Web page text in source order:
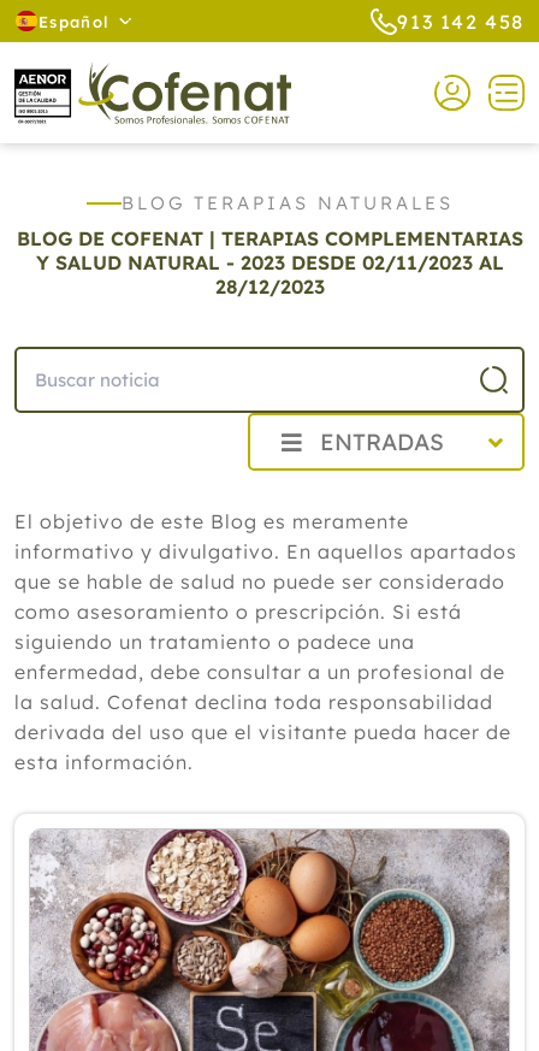
Español 913 142 458
BLOG TERAPIAS NATURALES
BLOG DE COFENAT | TERAPIAS COMPLEMENTARIAS
Y SALUD NATURAL - 2023 DESDE 02/11/2023 AL
28/12/2023
ENTRADAS
2025
2024
2023
Diciembre
Noviembre
Octubre
Septiembre
Agosto
Julio
Junio
Mayo
Abril
Marzo
Febrero
Enero
2022
El objetivo de este Blog es meramente
informativo y divulgativo. En aquellos apartados
que se hable de salud no puede ser considerado
como asesoramiento o prescripción. Si está
siguiendo un tratamiento o padece una
enfermedad, debe consultar a un profesional de
la salud. Cofenat declina toda responsabilidad
derivada del uso que el visitante pueda hacer de
esta información.